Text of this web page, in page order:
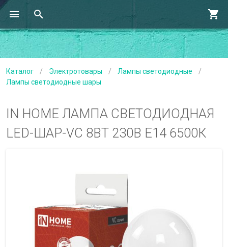
Каталог / Электротовары / Лампы светодиодные
/
Лампы светодиодные шары
IN HOME ЛАМПА СВЕТОДИОДНАЯ
LED-ШАР-VC 8ВТ 230В Е14 6500К